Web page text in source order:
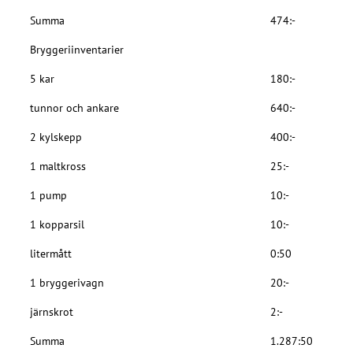
Summa 474:-
Bryggeriinventarier
5 kar 180:-
tunnor och ankare 640:-
2 kylskepp 400:-
1 maltkross 25:-
1 pump 10:-
1 kopparsil 10:-
litermått 0:50
1 bryggerivagn 20:-
järnskrot 2:-
Summa 1.287:50